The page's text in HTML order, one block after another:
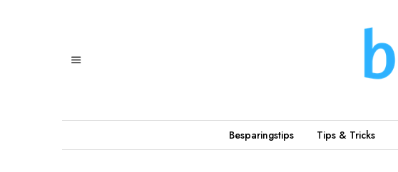
Besparingstips Tips & Tricks